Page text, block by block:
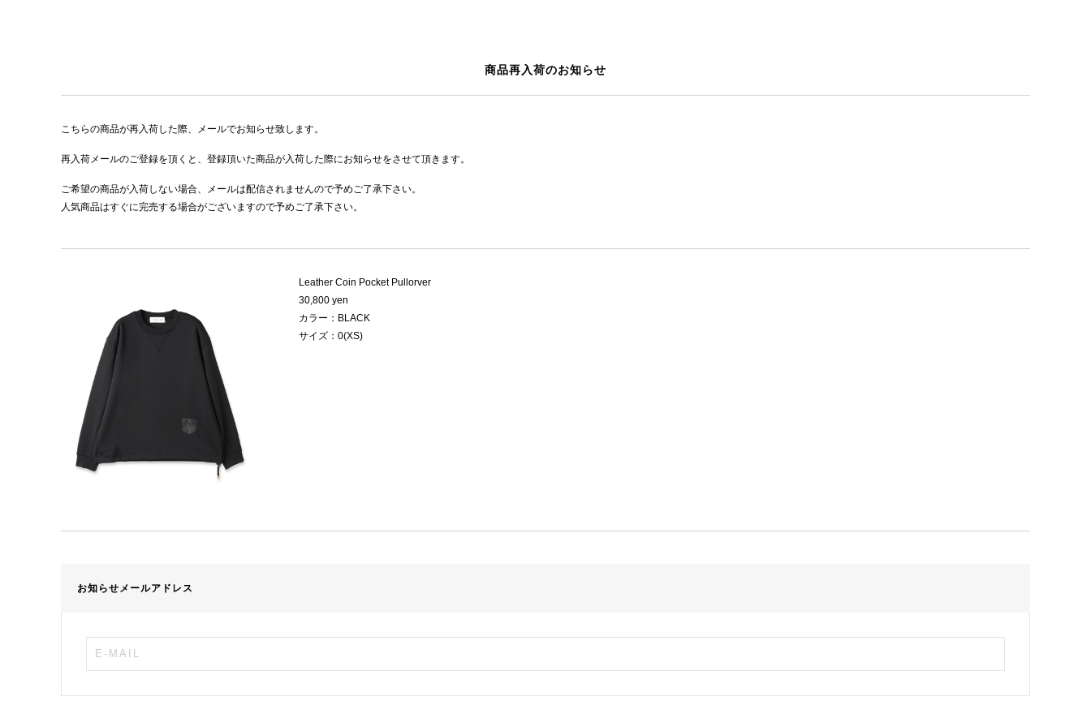
商品再入荷のお知らせ
こちらの商品が再入荷した際、メールでお知らせ致します。
再入荷メールのご登録を頂くと、登録頂いた商品が入荷した際にお知らせをさせて頂きます。
ご希望の商品が入荷しない場合、メールは配信されませんので予めご了承下さい。
人気商品はすぐに完売する場合がございますので予めご了承下さい。
Leather Coin Pocket Pullorver
30,800 yen
カラー：BLACK
サイズ：0(XS)
お知らせメールアドレス